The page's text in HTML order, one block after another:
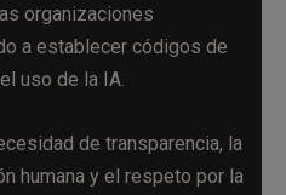
organizaciones
a establecer códigos de
uso de la IA.
de transparencia, la
humana y el respeto por la